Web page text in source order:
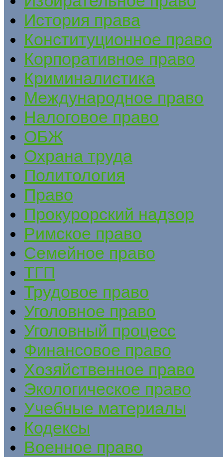
История права
Конституционное право
Корпоративное право
Криминалистика
Международное право
Налоговое право
ОБЖ
Охрана труда
Политология
Право
Прокурорский надзор
Римское право
Семейное право
ТГП
Трудовое право
Уголовное право
Уголовный процесс
Финансовое право
Хозяйственное право
Экологическое право
Учебные материалы
Кодексы
Военное право